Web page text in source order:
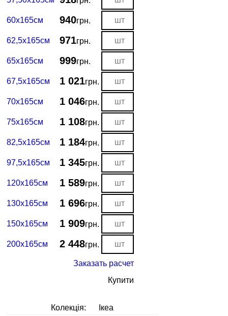
60х165см 940грн.
62,5х165см 971грн.
65х165см 999грн.
67,5х165см 1 021грн.
70х165см 1 046грн.
75х165см 1 108грн.
82,5х165см 1 184грн.
97,5х165см 1 345грн.
120х165см 1 589грн.
130х165см 1 696грн.
150х165см 1 909грн.
200х165см 2 448грн.
Заказать расчет
Купити
Колекція:
Ікеа